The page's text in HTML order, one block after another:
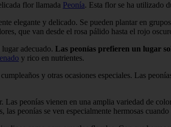
flor llamada Peonía. Esta flor se ha utilizado
elegante y delicado. Se pueden plantar en
que van desde el rosa pálido hasta el rojo
adecuado. Las peonías prefieren un lugar
y rico en nutrientes.
y otras ocasiones especiales. Las
Las peonías vienen en una amplia variedad de
peonías se ven especialmente hermosas